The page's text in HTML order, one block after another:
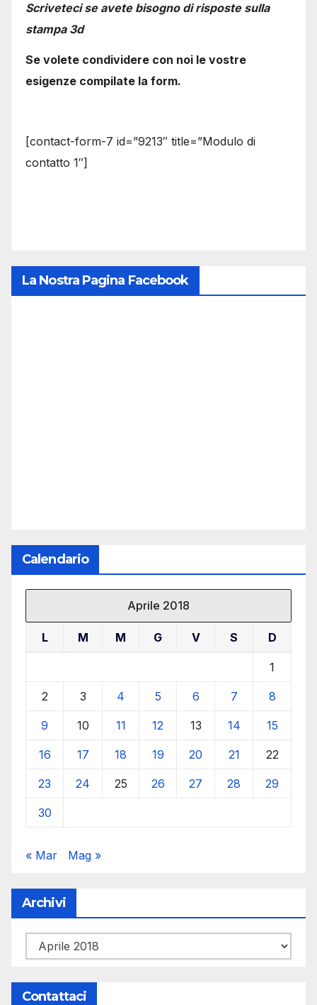
Scriveteci se avete bisogno di risposte sulla
stampa 3d
Se volete condividere con noi le vostre
esigenze compilate la form.
[contact-form-7 id=”9213″ title=”Modulo di
contatto 1″]
La Nostra Pagina Facebook
Calendario
Aprile 2018
L M M G V S D
1
2 3 4 5 6 7 8
9 10 11 12 13 14 15
16 17 18 19 20 21 22
23 24 25 26 27 28 29
30
« Mar Mag »
Archivi
Archivi
Contattaci